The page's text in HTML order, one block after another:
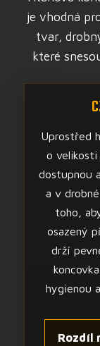
je vhodná
tvar,
které
Uprostřed
o velikosti
dostupnou
a v
toho,
osazený
drží
hygienou
Rozdíl